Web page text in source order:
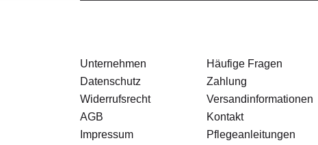
Unternehmen
Datenschutz
Widerrufsrecht
AGB
Impressum
Häufige Fragen
Zahlung
Versandinformationen
Kontakt
Pflegeanleitungen